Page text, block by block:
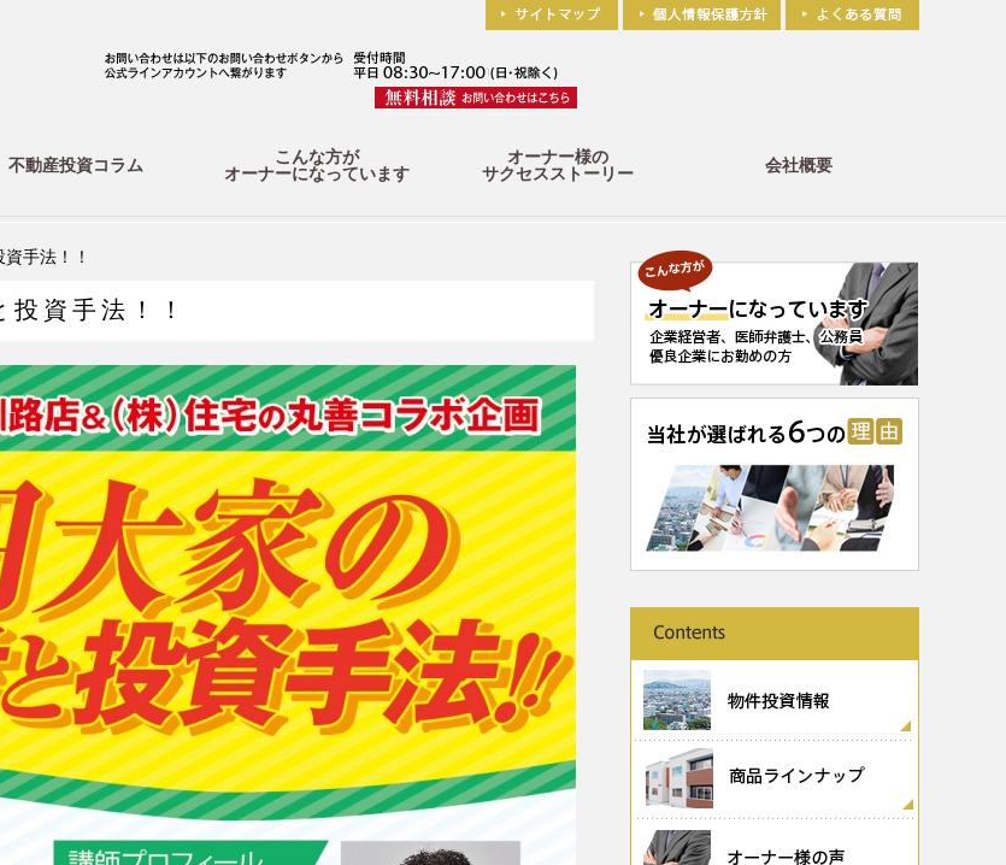
不動産投資コラム
こんな方が
オーナーになっています
オーナー様の
サクセスストーリー
会社概要
手法！！
資手法！！